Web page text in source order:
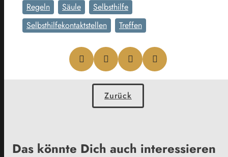
Regeln
Säule
Selbsthilfe
Selbsthilfekontaktstellen
Treffen
Zurück
Das könnte Dich auch interessieren